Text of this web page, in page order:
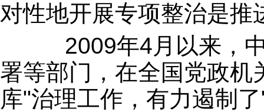
对性地开展专项整治是
2009年4月以来，中
署等部门，在全国党政机
库"治理工作，有力遏制